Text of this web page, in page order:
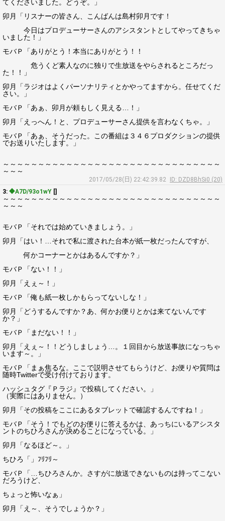
てくださいました。どうぞ。」
卯月「リスナーの皆さん、こんばんは島村卯月です！
今日はプロデューサーさんのアシスタントとしてやってきちゃ
いました！」
モバＰ「ありがとう！本当にありがとう！！
危うくど素人なのに独りで生放送をやらされるところだっ
た！！」
卯月「ラジオはよくパーソナリティとかやってますから。任せてくだ
さい。」
モバＰ「あぁ、卯月が頼もしく見える…！」
卯月「えっへん！と、プロデューサーさん提供を言わなくちゃ。」
モバＰ「あぁ、そうだった。この番組は３４６プロダクションの提供
でお送りいたします。」
～～～～～～～～～～～～～～～～～～～～～～～～～～～～～～～
～～～
2017/05/28(日) 22:42:39.82
ID: DZD8BhSi0 (20)
3: ◆A7D/93o1wY []
～～～～～～～～～～～～～～～～～～～～～～～～～～～～～～～
～～～
モバＰ「それでは始めていきましょう。」
卯月「はい！…それで私に渡された台本が紙一枚だったんですが、
何かコーナーとかはあるんですか？」
モバＰ「ない！！」
卯月「えぇ～！」
モバＰ「俺も紙一枚しかもらってないしな！」
卯月「どうするんですか？あ、何かお便りとかは来てないんです
か？」
モバＰ「まだない！！」
卯月「えぇ～！！どうしましょう…。１回目から放送事故になっちゃ
います～。」
モバＰ「まぁ焦るな。ここで説明させてもらうけど、お便りや質問は
随時Twitterで受け付けております。
ハッシュタグ『Ｐラジ』で投稿してください。」
（実際にはありません。）
卯月「その投稿をここにあるタブレットで確認するんですね！」
モバＰ「そう！でもどのお便りに答えるかは、あっちにいるアシスタ
ントのちひろさんが決めることになっている。」
卯月「なるほど～。」
ちひろ「」ﾌﾘﾌﾘ～
モバＰ「…ちひろさんか。さすがに放送できないものは持ってこない
だろうけど、
ちょっと怖いなぁ」
卯月「え～、そうでしょうか？」